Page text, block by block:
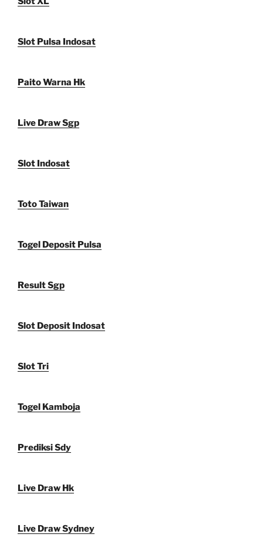
Slot Pulsa Indosat
Paito Warna Hk
Live Draw Sgp
Slot Indosat
Toto Taiwan
Togel Deposit Pulsa
Result Sgp
Slot Deposit Indosat
Slot Tri
Togel Kamboja
Prediksi Sdy
Live Draw Hk
Live Draw Sydney